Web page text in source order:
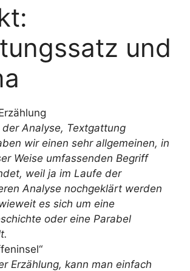
und
der Analyse, Textgattung
wir einen sehr allgemeinen, in
Weise umfassenden Begriff
weil ja im Laufe der
Analyse nochgeklärt werden
es sich um eine
oder eine Parabel
Erzählung, kann man einfach